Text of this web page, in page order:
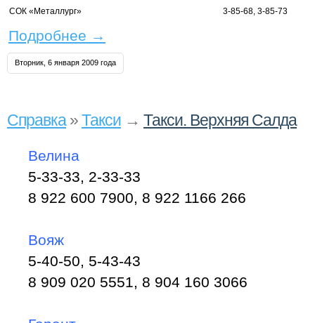
СОК «Металлург» 3-85-68, 3-85-73
Подробнее →
Вторник, 6 января 2009 года
Справка»Такси → Такси. Верхняя Салда
Велина
5-33-33, 2-33-33
8 922 600 7900, 8 922 1166 266
Вояж
5-40-50, 5-43-43
8 909 020 5551, 8 904 160 3066